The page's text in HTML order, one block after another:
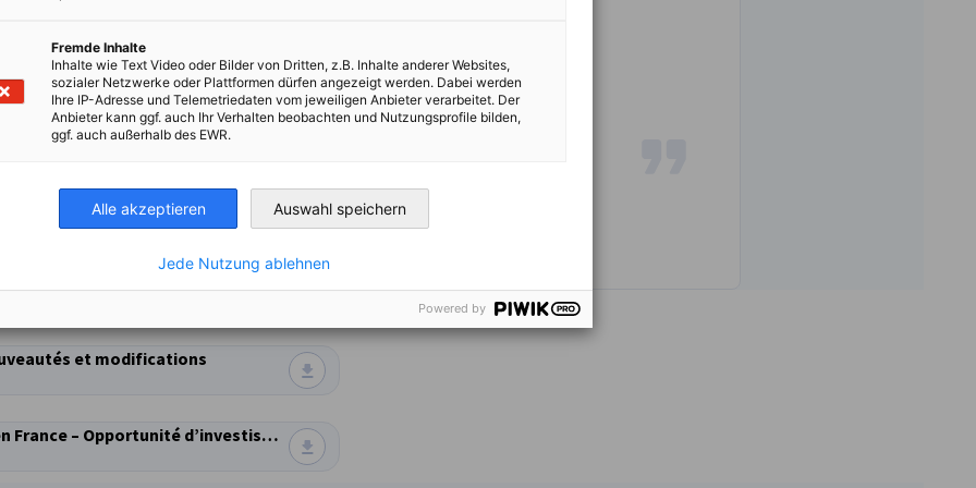
s’agit
Responsable RH Administration
VOK DAMS Events GmbH
et modifications
Augmentation des défaillances d’entreprises en France – Opportunité d’investissement ?
Fremde Inhalte
Inhalte wie Text Video oder Bilder von Dritten, z.B. Inhalte anderer Websites,
sozialer Netzwerke oder Plattformen dürfen angezeigt werden. Dabei werden
Ihre IP-Adresse und Telemetriedaten vom jeweiligen Anbieter verarbeitet. Der
Anbieter kann ggf. auch Ihr Verhalten beobachten und Nutzungsprofile bilden,
ggf. auch außerhalb des EWR.
Alle akzeptieren Auswahl speichern
Jede Nutzung ablehnen
Powered by